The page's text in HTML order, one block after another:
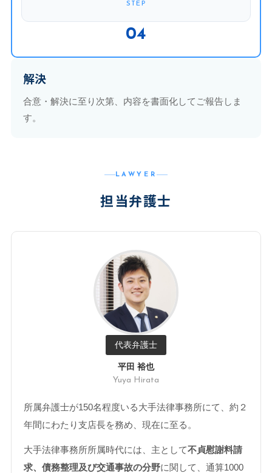
STEP
04
解決
合意・解決に至り次第、内容を書面化してご報告しま
す。
LAWYER
担当弁護士
代表弁護士
平田 裕也
Yuya Hirata
所属弁護士が150名程度いる大手法律事務所にて、約２
年間にわたり支店長を務め、現在に至る。
大手法律事務所所属時代には、主として不貞慰謝料請
求、債務整理及び交通事故の分野に関して、通算1000